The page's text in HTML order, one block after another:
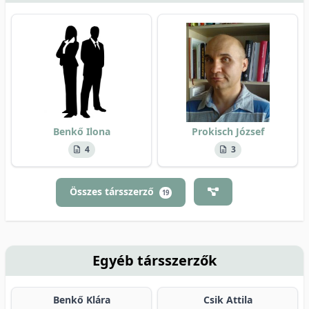
Benkő Ilona
4
Prokisch József
3
Összes társszerző 19
Egyéb társszerzők
Benkő Klára Csik Attila